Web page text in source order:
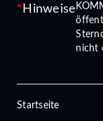
Hinweise
nicht
Startseite